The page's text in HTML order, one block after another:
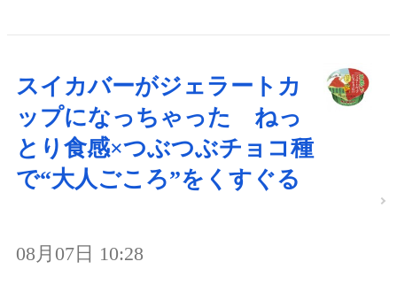
スイカバーがジェラートカ
ップになっちゃった ねっ
とり食感×つぶつぶチョコ種
で“大人ごころ”をくすぐる
08月07日 10:28